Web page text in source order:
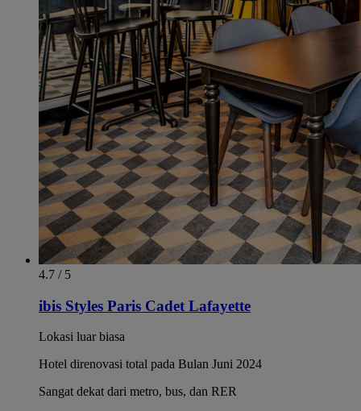
4.7 / 5
ibis Styles Paris Cadet Lafayette
Lokasi luar biasa
Hotel direnovasi total pada Bulan Juni 2024
Sangat dekat dari metro, bus, dan RER